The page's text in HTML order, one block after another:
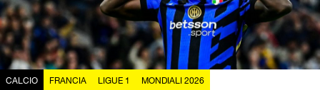
CALCIO FRANCIA LIGUE 1 MONDIALI 2026